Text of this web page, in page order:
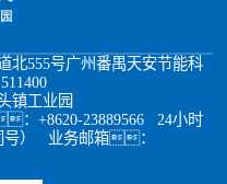
555号广州番禺天安节能科
镇工业园
：+8620-23889566 24小时
号） 业务邮箱：